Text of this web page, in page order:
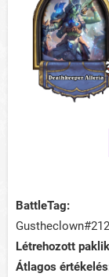
BattleTag:
Létrehozott
Átlagos